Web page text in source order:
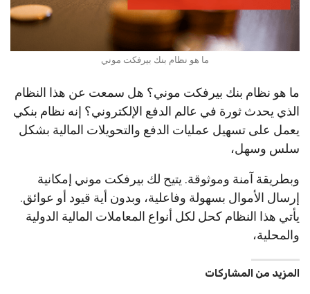
ما هو نظام بنك بيرفكت موني
ما هو نظام بنك بيرفكت موني؟ هل سمعت عن هذا النظام
الذي يحدث ثورة في عالم الدفع الإلكتروني؟ إنه نظام بنكي
يعمل على تسهيل عمليات الدفع والتحويلات المالية بشكل
سلس وسهل،
وبطريقة آمنة وموثوقة. يتيح لك بيرفكت موني إمكانية
إرسال الأموال بسهولة وفاعلية، وبدون أية قيود أو عوائق.
يأتي هذا النظام كحل لكل أنواع المعاملات المالية الدولية
والمحلية،
المزيد من المشاركات